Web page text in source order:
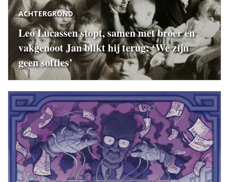
ACHTERGROND
Leo Lucassen stopt, samen met broer en
vakgenoot Jan blikt hij terug: ‘We zijn
geen softies’